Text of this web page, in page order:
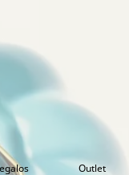
Outlet